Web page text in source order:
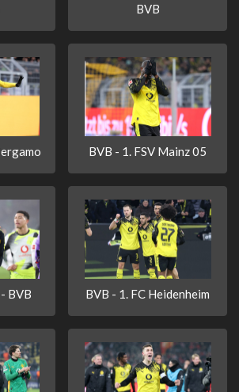
BVB
BVB - 1. FSV Mainz 05
BVB BVB - 1. FC Heidenheim